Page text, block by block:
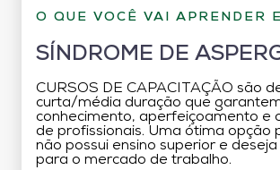
O QUE VOCÊ VAI APRENDER
SÍNDROME DE
CURSOS DE CAPACITAÇÃO são
curta/média duração que
conhecimento, aperfeiçoamento e
de profissionais. Uma ótima opção
não possui ensino superior e
para o mercado de trabalho.